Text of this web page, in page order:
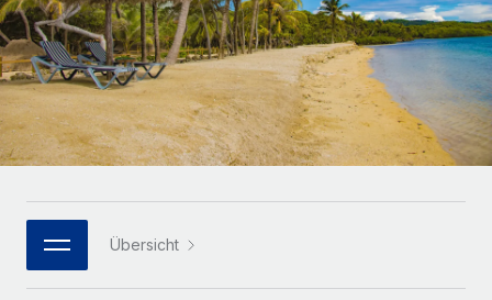
INFRASTRUKTUR
Remote Embedded
Nahtlose Integration der HR in bestehende Abläufe
Plattform
Integrierte HR-Kernfunktionen für dein Team
MCP
Integrationen
Mittelstand
Maßgeschneiderte HR-Lösungen, um Teams zu
vergrößern
Enterprise
Globale HR für Konzerne und Großunternehmen
PARTNER WERDEN
Flexible Einbettung von Global-HR-Funktionen in deine
LERNEN MIT REMOTE
Forschung und Leitfäden
Fallstudien
HR-Glossar
Bibliothek für Stellenbeschreibungen
Webinare
Español
Italiano
Português (Portugal)
한국어 Übersicht